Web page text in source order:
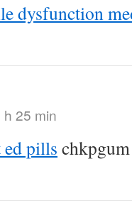
dysfunction
25 min
ed pills chkpgum